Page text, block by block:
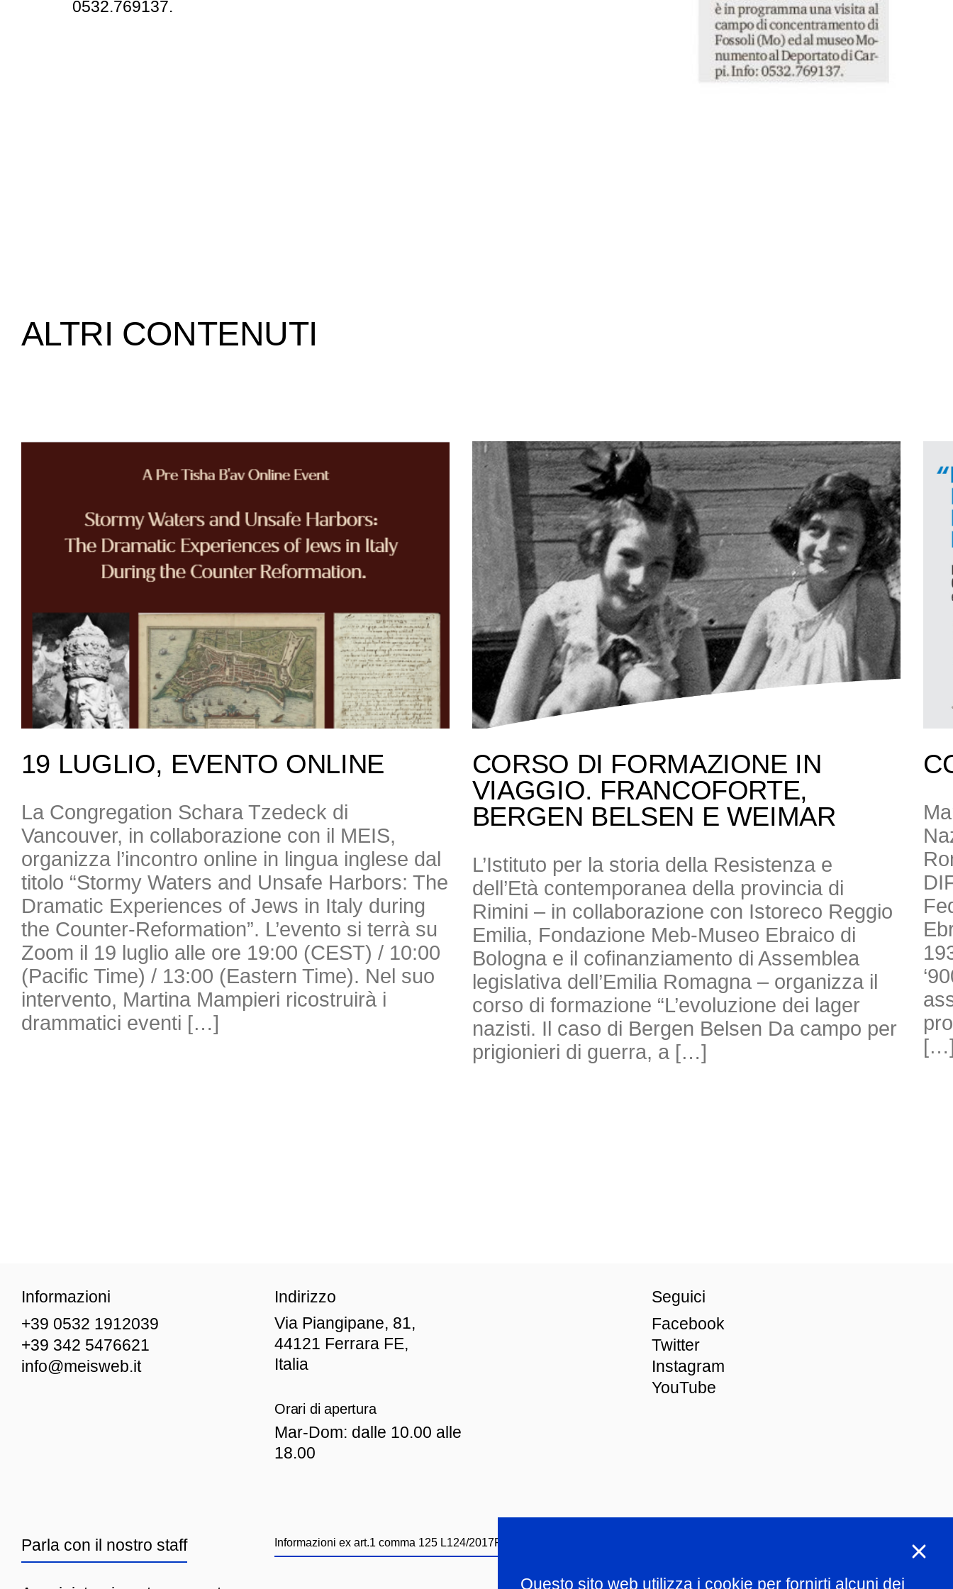
0532.769137.
ALTRI CONTENUTI
19 LUGLIO, EVENTO ONLINE
La Congregation Schara Tzedeck di
Vancouver, in collaborazione con il MEIS,
organizza l’incontro online in lingua inglese dal
titolo “Stormy Waters and Unsafe Harbors: The
Dramatic Experiences of Jews in Italy during
the Counter-Reformation”. L’evento si terrà su
Zoom il 19 luglio alle ore 19:00 (CEST) / 10:00
(Pacific Time) / 13:00 (Eastern Time). Nel suo
intervento, Martina Mampieri ricostruirà i
drammatici eventi […]
CORSO DI FORMAZIONE IN
VIAGGIO. FRANCOFORTE,
BERGEN BELSEN E WEIMAR
L’Istituto per la storia della Resistenza e
dell’Età contemporanea della provincia di
Rimini – in collaborazione con Istoreco Reggio
Emilia, Fondazione Meb-Museo Ebraico di
Bologna e il cofinanziamento di Assemblea
legislativa dell’Emilia Romagna – organizza il
corso di formazione “L’evoluzione dei lager
nazisti. Il caso di Bergen Belsen Da campo per
prigionieri di guerra, a […]
Questo sito web utilizza i cookie per fornirti alcuni dei
Informazioni
+39 0532 1912039
+39 342 5476621
info@meisweb.it
Indirizzo
Via Piangipane, 81,
44121 Ferrara FE,
Italia
Seguici
Facebook
Twitter
Instagram
YouTube
Orari di apertura
Mar-Dom: dalle 10.00 alle
18.00
Parla con il nostro staff Informazioni ex art.1 comma 125 L124/2017Privacy policy